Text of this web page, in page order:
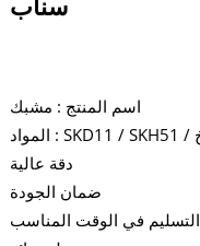
اسم المنتج : مشبك
دقة عالية
ضمان الجودة
التسليم في الوقت المناسب